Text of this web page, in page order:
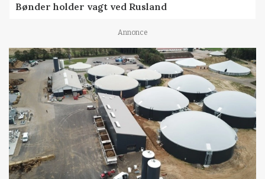
Bønder holder vagt ved Rusland
Annonce